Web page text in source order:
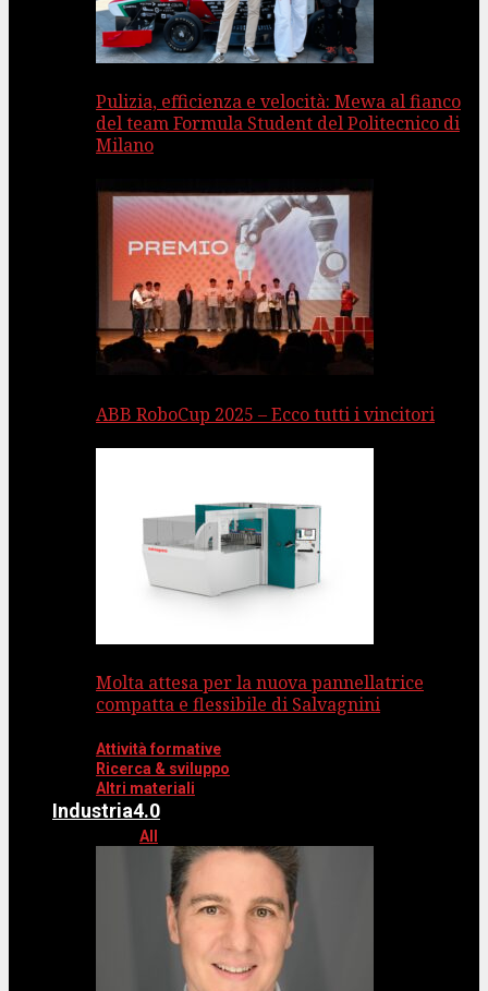
Pulizia, efficienza e velocità: Mewa al fianco
del team Formula Student del Politecnico di
Milano
ABB RoboCup 2025 – Ecco tutti i vincitori
Molta attesa per la nuova pannellatrice
compatta e flessibile di Salvagnini
Attività formative
Ricerca & sviluppo
Altri materiali
Industria4.0
All